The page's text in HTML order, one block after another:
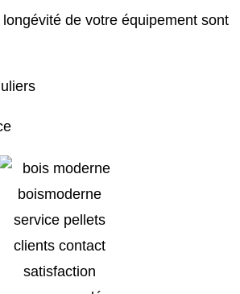
de votre équipement sont